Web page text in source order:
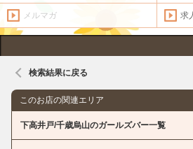
メルマガ 求
検索結果に戻る
このお店の関連エリア
下高井戸/千歳烏山のガールズバー一覧